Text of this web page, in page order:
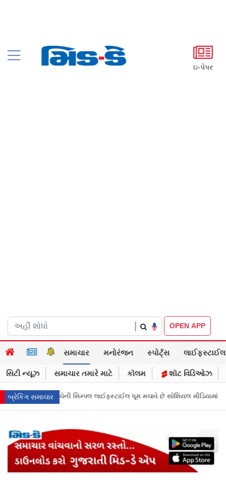
ઇ-પેપર
OPEN APP
સમાચાર મનોરંજન સ્પોર્ટ્સ લાઈફસ્ટાઈલ
સિટી ન્યૂઝ સમાચાર તમારે માટે કૉલમ શૉટ વિડિઓઝ
બ્રેકિંગ સમાચાર
મચાવે છે સોશિયલ મીડિયામાં માર્ક ઝુકરબર્ગે માની Metaની ભૂલ, ચાઈલ્ડ